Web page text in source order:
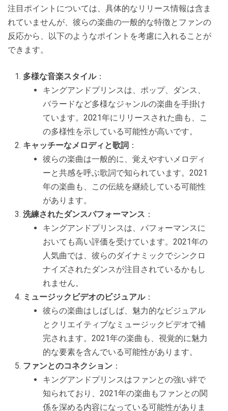
注目ポイントについては、具体的なリリース情報は含ま
れていませんが、彼らの楽曲の一般的な特徴とファンの
反応から、以下のようなポイントを考慮に入れることが
できます。
多様な音楽スタイル：
キングアンドプリンスは、ポップ、ダンス、
バラードなど多様なジャンルの楽曲を手掛け
ています。2021年にリリースされた曲も、こ
の多様性を示している可能性が高いです。
キャッチーなメロディと歌詞 ：
彼らの楽曲は一般的に、覚えやすいメロディ
ーと共感を呼ぶ歌詞で知られています。2021
年の楽曲も、この伝統を継続している可能性
があります。
洗練されたダンスパフォーマンス ：
キングアンドプリンスは、パフォーマンスに
おいても高い評価を受けています。2021年の
人気曲では、彼らのダイナミックでシンクロ
ナイズされたダンスが注目されているかもし
れません。
ミュージックビデオのビジュアル：
彼らの楽曲はしばしば、魅力的なビジュアル
とクリエイティブなミュージックビデオで補
完されます。2021年の楽曲も、視覚的に魅力
的な要素を含んでいる可能性があります。
ファンとのコネクション ：
キングアンドプリンスはファンとの強い絆で
知られており、2021年の楽曲もファンとの関
係を深める内容になっている可能性がありま